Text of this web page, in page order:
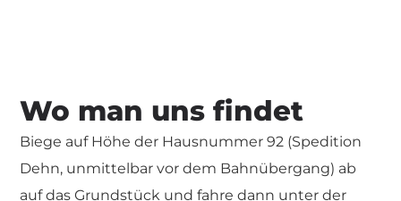
Wo man uns findet
Biege auf Höhe der Hausnummer 92 (Spedition
Dehn, unmittelbar vor dem Bahnübergang) ab
auf das Grundstück und fahre dann unter der